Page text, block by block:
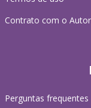
Contrato com o Autor
Perguntas frequentes